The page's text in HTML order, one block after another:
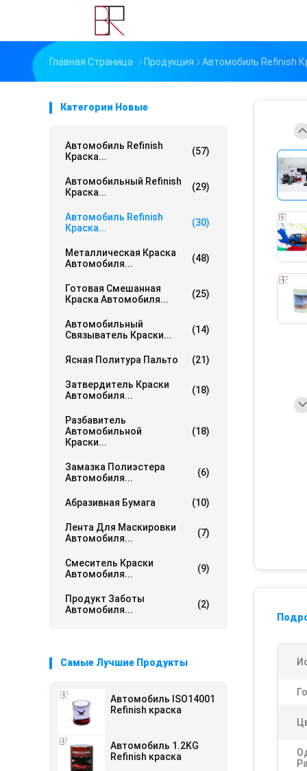
Главная Страница Продукция Автомобиль Refinish
Категории Новые
Автомобиль Refinish
Краска...
(57)
Автомобильный Refinish
Краска...
(29)
Автомобиль Refinish
Краска...
(30)
Металлическая Краска
Автомобиля...
(48)
Готовая Смешанная
Краска Автомобиля...
(25)
Автомобильный
Связыватель Краски...
(14)
Ясная Политура Пальто (21)
Затвердитель Краски
Автомобиля...
(18)
Разбавитель
Автомобильной
Краски...
(18)
Замазка Полиэстера
Автомобиля...
(6)
Абразивная Бумага (10)
Лента Для Маскировки
Автомобиля...
(7)
Смеситель Краски
Автомобиля...
(9)
Продукт Заботы
Автомобиля...
(2)
Самые Лучшие Продукты
Автомобиль ISO14001
Refinish краска
Автомобиль 1.2KG
Refinish краска